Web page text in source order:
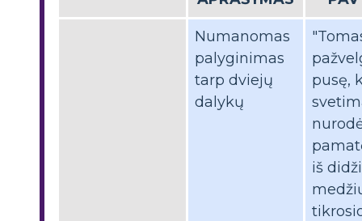
Numanomas
palyginimas
tarp dviejų
dalykų
pusę,
iš